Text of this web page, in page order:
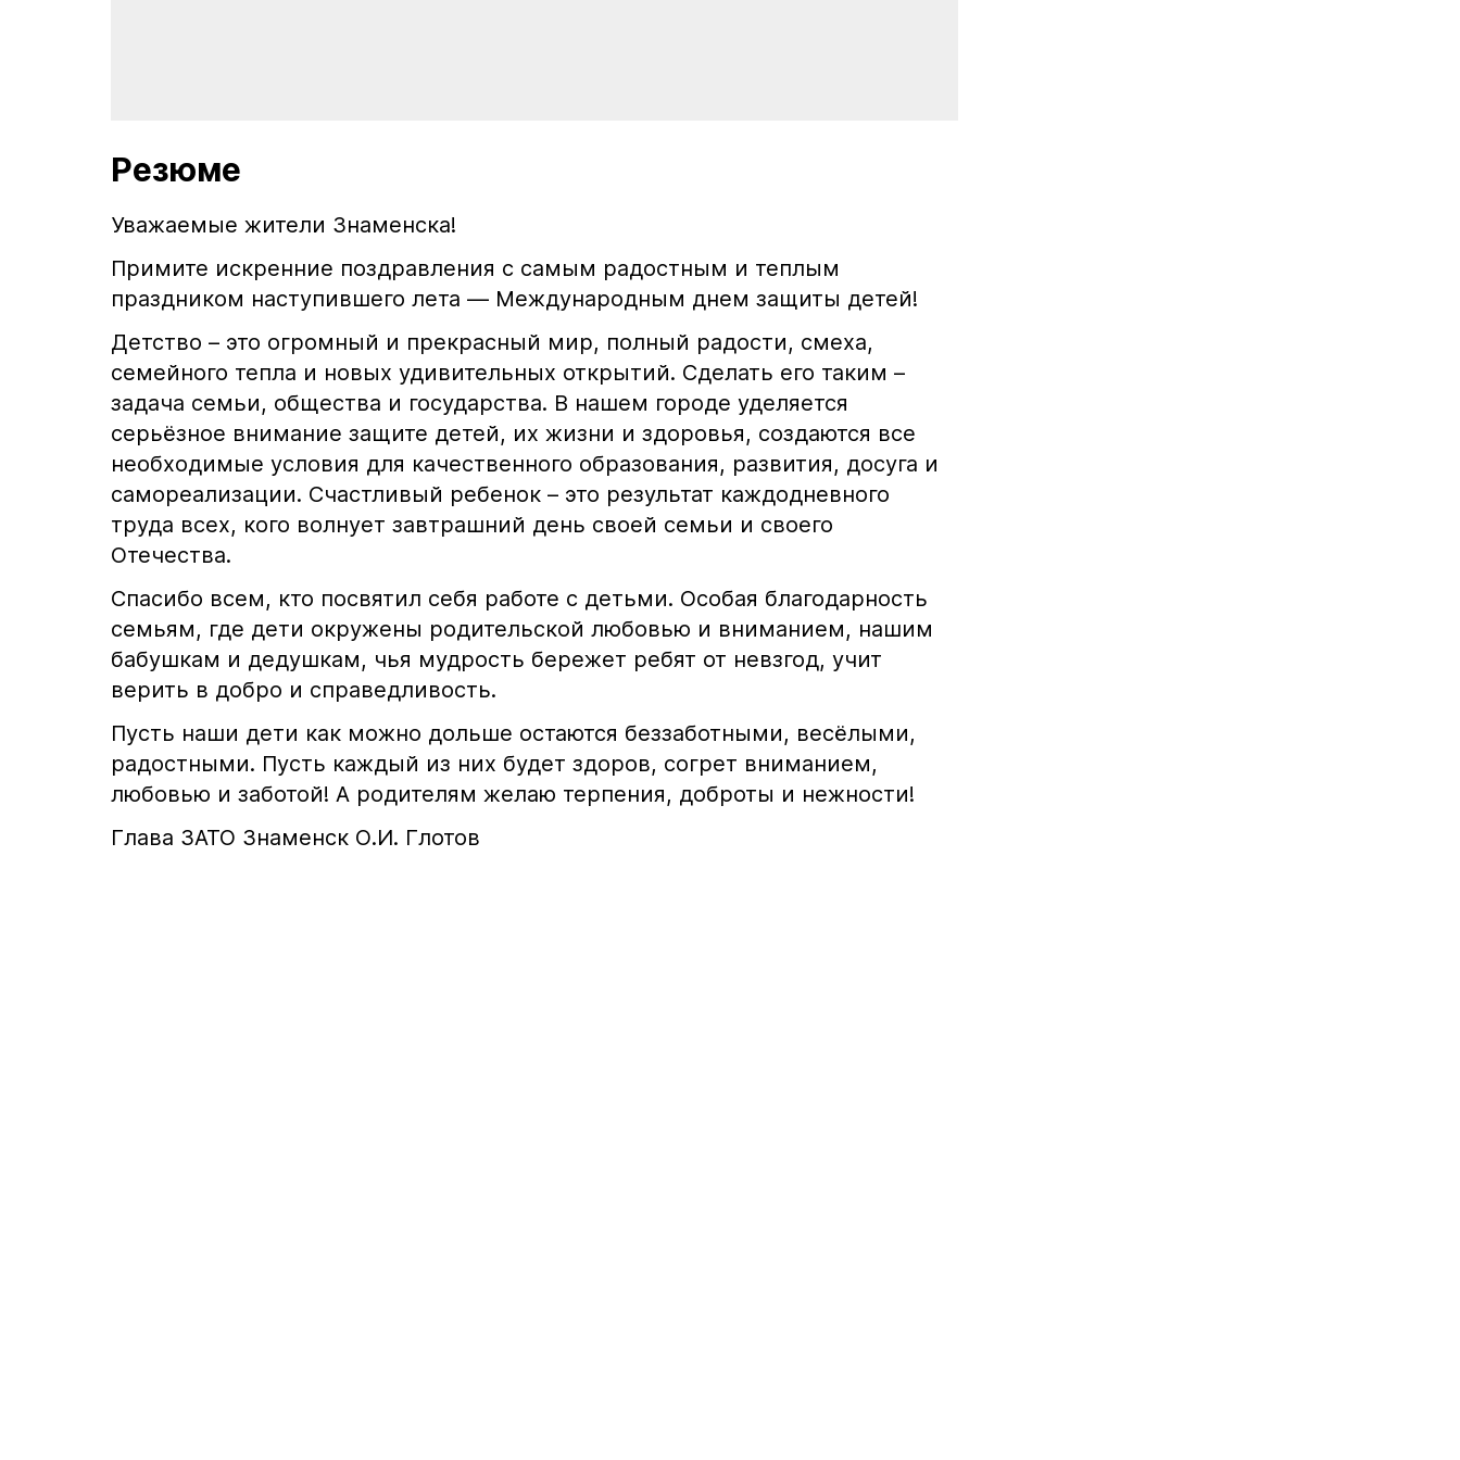
Резюме
Уважаемые жители Знаменска!
Примите искренние поздравления с самым радостным и теплым
праздником наступившего лета — Международным днем защиты детей!
Детство – это огромный и прекрасный мир, полный радости, смеха,
семейного тепла и новых удивительных открытий. Сделать его таким –
задача семьи, общества и государства. В нашем городе уделяется
серьёзное внимание защите детей, их жизни и здоровья, создаются все
необходимые условия для качественного образования, развития, досуга и
самореализации. Счастливый ребенок – это результат каждодневного
труда всех, кого волнует завтрашний день своей семьи и своего
Отечества.
Спасибо всем, кто посвятил себя работе с детьми. Особая благодарность
семьям, где дети окружены родительской любовью и вниманием, нашим
бабушкам и дедушкам, чья мудрость бережет ребят от невзгод, учит
верить в добро и справедливость.
Пусть наши дети как можно дольше остаются беззаботными, весёлыми,
радостными. Пусть каждый из них будет здоров, согрет вниманием,
любовью и заботой! А родителям желаю терпения, доброты и нежности!
Глава ЗАТО Знаменск О.И. Глотов